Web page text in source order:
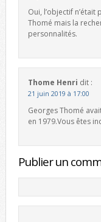
Oui, l’objectif
Thomé mais la
personnalités.
Thome Henri dit :
21 juin 2019 à 17:00
Georges Thomé
en 1979.Vous êtes
Publier un